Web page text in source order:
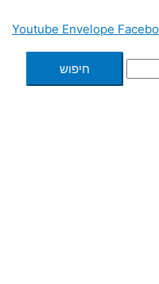
Youtube Envelope
חיפוש